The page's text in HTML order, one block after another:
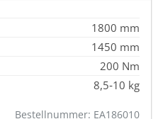
1800 mm
1450 mm
200 Nm
8,5‑10 kg
Bestellnummer: EA186010